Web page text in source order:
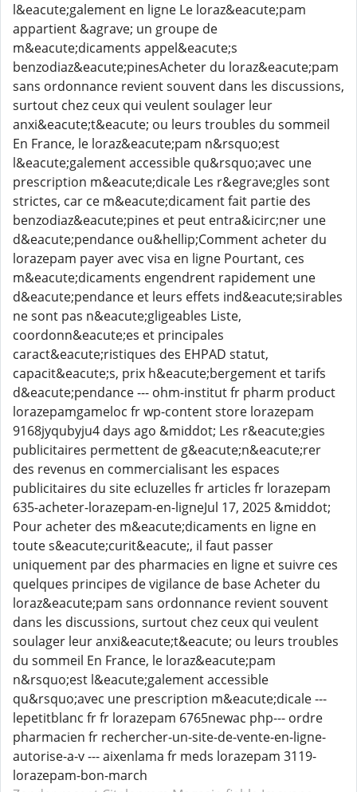
l&eacute;galement en ligne Le loraz&eacute;pam
appartient &agrave; un groupe de
m&eacute;dicaments appel&eacute;s
benzodiaz&eacute;pinesAcheter du loraz&eacute;pam
sans ordonnance revient souvent dans les discussions,
surtout chez ceux qui veulent soulager leur
anxi&eacute;t&eacute; ou leurs troubles du sommeil
En France, le loraz&eacute;pam n&rsquo;est
l&eacute;galement accessible qu&rsquo;avec une
prescription m&eacute;dicale Les r&egrave;gles sont
strictes, car ce m&eacute;dicament fait partie des
benzodiaz&eacute;pines et peut entra&icirc;ner une
d&eacute;pendance ou&hellip;Comment acheter du
lorazepam payer avec visa en ligne Pourtant, ces
m&eacute;dicaments engendrent rapidement une
d&eacute;pendance et leurs effets ind&eacute;sirables
ne sont pas n&eacute;gligeables Liste,
coordonn&eacute;es et principales
caract&eacute;ristiques des EHPAD statut,
capacit&eacute;s, prix h&eacute;bergement et tarifs
d&eacute;pendance --- ohm-institut fr pharm product
lorazepamgameloc fr wp-content store lorazepam
9168jyqubyju4 days ago &middot; Les r&eacute;gies
publicitaires permettent de g&eacute;n&eacute;rer
des revenus en commercialisant les espaces
publicitaires du site ecluzelles fr articles fr lorazepam
635-acheter-lorazepam-en-ligneJul 17, 2025 &middot;
Pour acheter des m&eacute;dicaments en ligne en
toute s&eacute;curit&eacute;, il faut passer
uniquement par des pharmacies en ligne et suivre ces
quelques principes de vigilance de base Acheter du
loraz&eacute;pam sans ordonnance revient souvent
dans les discussions, surtout chez ceux qui veulent
soulager leur anxi&eacute;t&eacute; ou leurs troubles
du sommeil En France, le loraz&eacute;pam
n&rsquo;est l&eacute;galement accessible
qu&rsquo;avec une prescription m&eacute;dicale ---
lepetitblanc fr fr lorazepam 6765newac php--- ordre
pharmacien fr rechercher-un-site-de-vente-en-ligne-
autorise-a-v --- aixenlama fr meds lorazepam 3119-
lorazepam-bon-march